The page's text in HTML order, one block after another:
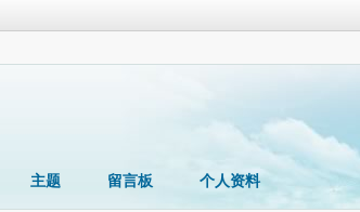
主题 留言板 个人资料